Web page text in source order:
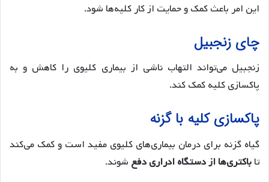
این امر باعث کمک و حمایت از کار کلیه‌ها شود.
چای زنجبیل
زنجبیل می‌تواند التهاب ناشی از بیماری کلیوی را کاهش و به
پاکسازی کلیه کمک کند.
پاکسازی کلیه با گزنه
گیاه گزنه برای درمان بیماری‌های کلیوی مفید است و کمک می‌کند
تاباکتری‌ها از دستگاه ادراری دفع شوند.